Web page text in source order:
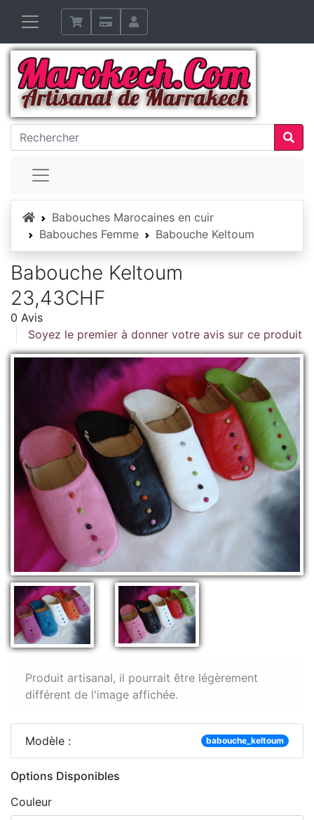
AccueilBabouches Marocaines en cuir
Babouches Femme
Babouche Keltoum
Babouche Keltoum
23,43CHF
0 Avis
Soyez le premier à donner votre avis sur ce produit
Produit artisanal, il pourrait être légèrement
différent de l'image affichée.
Modèle : babouche_keltoum
Options Disponibles
Couleur